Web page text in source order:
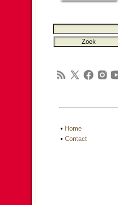
• Home
• Contact